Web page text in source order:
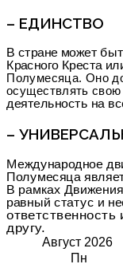
– ЕДИНСТВО
В стране может
Красного Креста
Полумесяца. Оно
осуществлять
деятельность на
–
Международное
Полумесяца
В рамках
равный статус и
другу.
Август 2026
Пн